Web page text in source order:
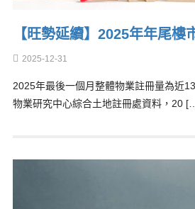
【旺勢延續】2025年年尾樓
2025-12-31
2025年最後一個月整體物業註冊量為近
物業研究中心綜合土地註冊處資料，20